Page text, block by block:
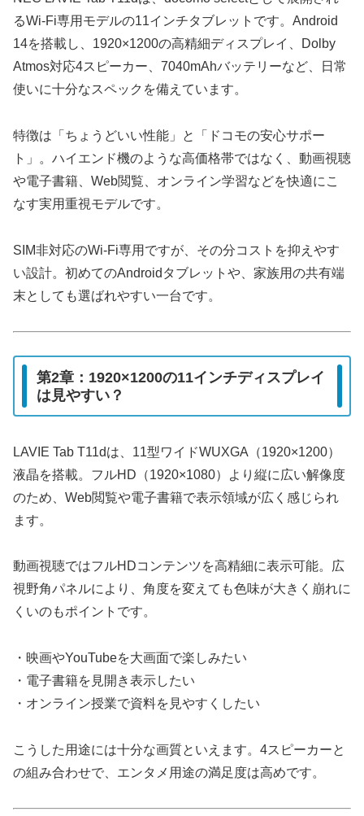
るWi-Fi専用モデルの11インチタブレットです。Android
14を搭載し、1920×1200の高精細ディスプレイ、Dolby
Atmos対応4スピーカー、7040mAhバッテリーなど、日常
使いに十分なスペックを備えています。
特徴は「ちょうどいい性能」と「ドコモの安心サポー
ト」。ハイエンド機のような高価格帯ではなく、動画視聴
や電子書籍、Web閲覧、オンライン学習などを快適にこ
なす実用重視モデルです。
SIM非対応のWi-Fi専用ですが、その分コストを抑えやす
い設計。初めてのAndroidタブレットや、家族用の共有端
末としても選ばれやすい一台です。
第2章：1920×1200の11インチディスプレイ
は見やすい？
LAVIE Tab T11dは、11型ワイドWUXGA（1920×1200）
液晶を搭載。フルHD（1920×1080）より縦に広い解像度
のため、Web閲覧や電子書籍で表示領域が広く感じられ
ます。
動画視聴ではフルHDコンテンツを高精細に表示可能。広
視野角パネルにより、角度を変えても色味が大きく崩れに
くいのもポイントです。
・映画やYouTubeを大画面で楽しみたい
・電子書籍を見開き表示したい
・オンライン授業で資料を見やすくしたい
こうした用途には十分な画質といえます。4スピーカーと
の組み合わせで、エンタメ用途の満足度は高めです。